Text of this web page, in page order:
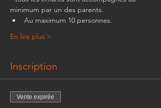
minimum par un des parents.
Au maximum 10 personnes.
En lire plus >
Inscription
Vente expirée